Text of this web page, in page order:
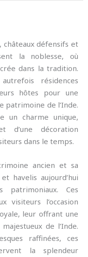
châteaux défensifs et
la noblesse, où
dans la tradition.
résidences
hôtes pour une
patrimoine de l’Inde.
un charme unique,
décoration
dans le temps.
ancien et sa
havelis aujourd’hui
patrimoniaux. Ces
visiteurs l’occasion
leur offrant une
de l’Inde.
raffinées, ces
la splendeur